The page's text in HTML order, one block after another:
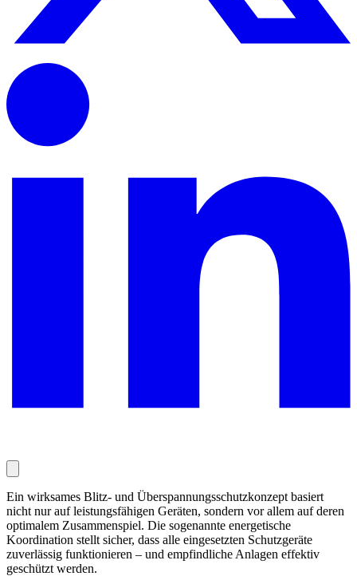
Ein wirksames Blitz- und Überspannungsschutzkonzept basiert
nicht nur auf leistungsfähigen Geräten, sondern vor allem auf deren
optimalem Zusammenspiel. Die sogenannte energetische
Koordination stellt sicher, dass alle eingesetzten Schutzgeräte
zuverlässig funktionieren – und empfindliche Anlagen effektiv
geschützt werden.